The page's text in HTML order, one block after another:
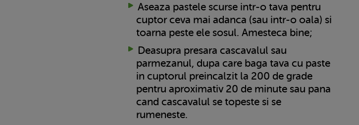
Aseaza pastele scurse intr-o tava pentru
cuptor ceva mai adanca (sau intr-o oala) si
toarna peste ele sosul. Amesteca bine;
Deasupra presara cascavalul sau
parmezanul, dupa care baga tava cu paste
in cuptorul preincalzit la 200 de grade
pentru aproximativ 20 de minute sau pana
cand cascavalul se topeste si se
rumeneste.